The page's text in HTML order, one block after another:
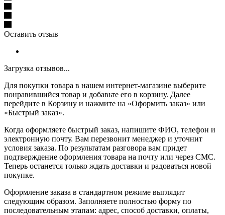
Оставить отзыв
Загрузка отзывов...
Для покупки товара в нашем интернет-магазине выберите
понравившийся товар и добавьте его в корзину. Далее
перейдите в Корзину и нажмите на «Оформить заказ» или
«Быстрый заказ».
Когда оформляете быстрый заказ, напишите ФИО, телефон и
электронную почту. Вам перезвонит менеджер и уточнит
условия заказа. По результатам разговора вам придет
подтверждение оформления товара на почту или через СМС.
Теперь останется только ждать доставки и радоваться новой
покупке.
Оформление заказа в стандартном режиме выглядит
следующим образом. Заполняете полностью форму по
последовательным этапам: адрес, способ доставки, оплаты,